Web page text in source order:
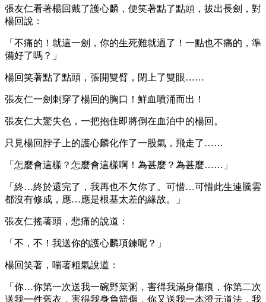
張友仁看著楊回戴了護心麟，便笑著點了點頭，拔出長劍，對
楊回說：
「不痛的！就這一劍，你的生死難就過了！一點也不痛的，準
備好了嗎？」
楊回笑著點了點頭，張開雙臂，閉上了雙眼……
張友仁一劍刺穿了楊回的胸口！鮮血噴涌而出！
張友仁大驚失色，一把抱住即將倒在血泊中的楊回。
只見楊回脖子上的護心麟化作了一股氣，飛走了……
「怎麼會這樣？怎麼會這樣啊！為甚麼？為甚麼……」
「終…終於還完了，我再也不欠你了。可惜…可惜此生連騰雲
都沒有修成，應…應是根基太差的緣故。」
張友仁搖著頭，悲痛的說道：
「不，不！我送你的護心麟項鍊呢？」
楊回笑著，喘著粗氣說道：
「你…你第一次送我一碗野菜粥，害得我滿身傷痕，你第二次
送我一件舊衣，害得我身負箭傷，你又送我一本澄元道法，我